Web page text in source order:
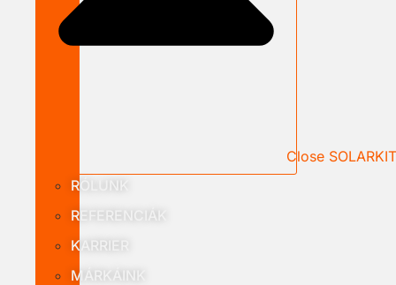
Close SOLARKIT
RÓLUNK
REFERENCIÁK
KARRIER
MÁRKÁINK